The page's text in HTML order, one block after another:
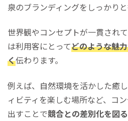
泉のブランディングをしっかりと
世界観やコンセプトが一貫され
は利用客にとってどのような魅
く伝わります。
例えば、自然環境を活かした癒
ィビティを楽しむ場所など、コ
出すことで競合との差別化を図